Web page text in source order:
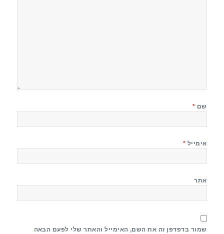
שם *
אימייל *
אתר
שמור בדפדפן זה את השם, האימייל והאתר שלי לפעם הבאה